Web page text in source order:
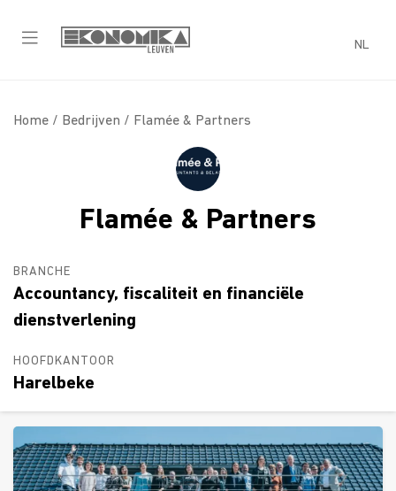
NL
Home / Bedrijven / Flamée & Partners
Flamée & Partners
BRANCHE
Accountancy, fiscaliteit en financiële
dienstverlening
HOOFDKANTOOR
Harelbeke